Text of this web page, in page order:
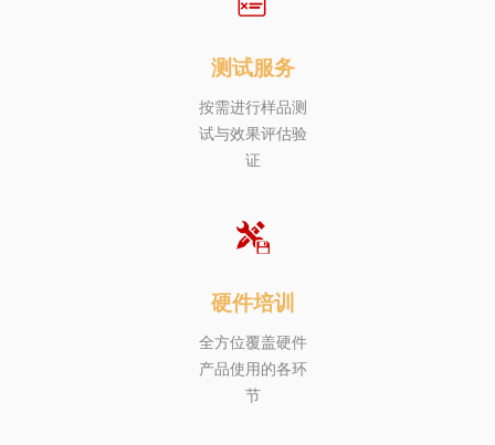
测试服务
按需进行样品测
试与效果评估验
证
硬件培训
全方位覆盖硬件
产品使用的各环
节